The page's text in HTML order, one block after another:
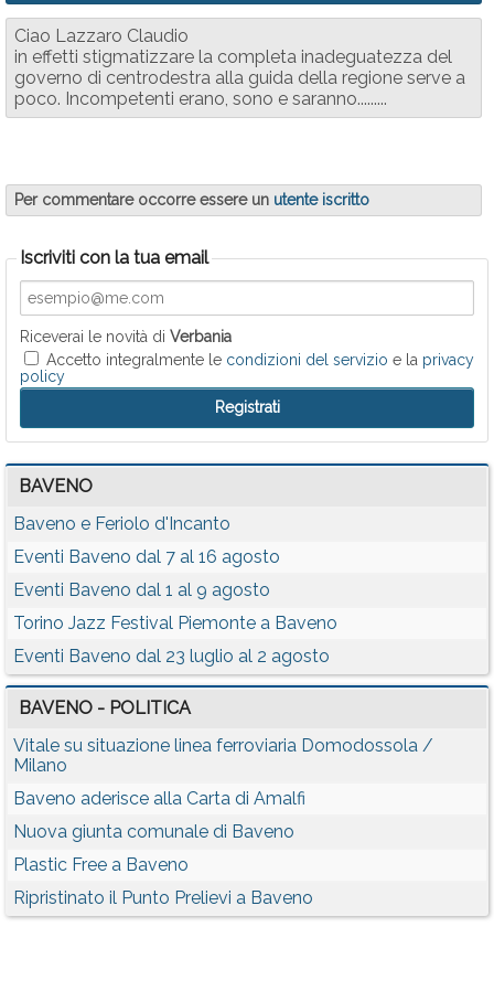
Ciao Lazzaro Claudio
in effetti stigmatizzare la completa inadeguatezza del
governo di centrodestra alla guida della regione serve a
poco. Incompetenti erano, sono e saranno.........
Per commentare occorre essere un utente iscritto
Iscriviti con la tua email
Riceverai le novità di Verbania
Accetto integralmente le condizioni del servizio e la privacy
policy
BAVENO
Baveno e Feriolo d'Incanto
Eventi Baveno dal 7 al 16 agosto
Eventi Baveno dal 1 al 9 agosto
Torino Jazz Festival Piemonte a Baveno
Eventi Baveno dal 23 luglio al 2 agosto
BAVENO - POLITICA
Vitale su situazione linea ferroviaria Domodossola /
Milano
Baveno aderisce alla Carta di Amalfi
Nuova giunta comunale di Baveno
Plastic Free a Baveno
Ripristinato il Punto Prelievi a Baveno